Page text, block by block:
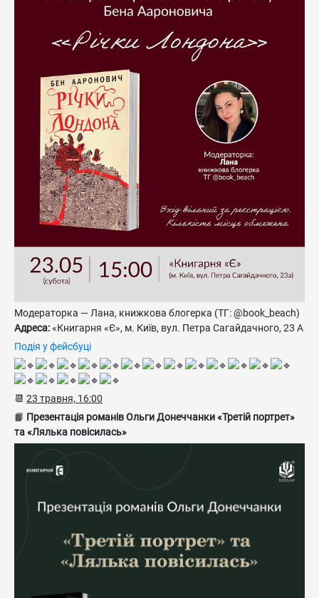
Модераторка — Лана, книжкова блогерка (ТГ: @book_beach)
Адреса:«Книгарня «Є», м. Київ, вул. Петра Сагайдачного, 23 А
Подія у фейсбуці
📆 23 травня, 16:00
📙 Презентація романів Ольги Донеччанки «Третій портрет»
та «Лялька повісилась»